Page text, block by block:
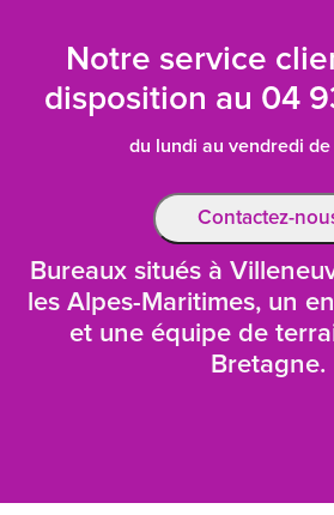
Notre service
disposition au 04
du lundi au vendredi de
Contactez-
Bureaux situés à
les Alpes-Maritimes, un
et une équipe de
Bretagne.